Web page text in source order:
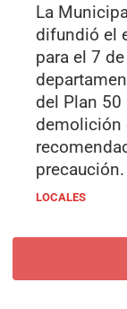
La
difundió el
para el 7
del Plan
demolición
precaución.
LOCALES